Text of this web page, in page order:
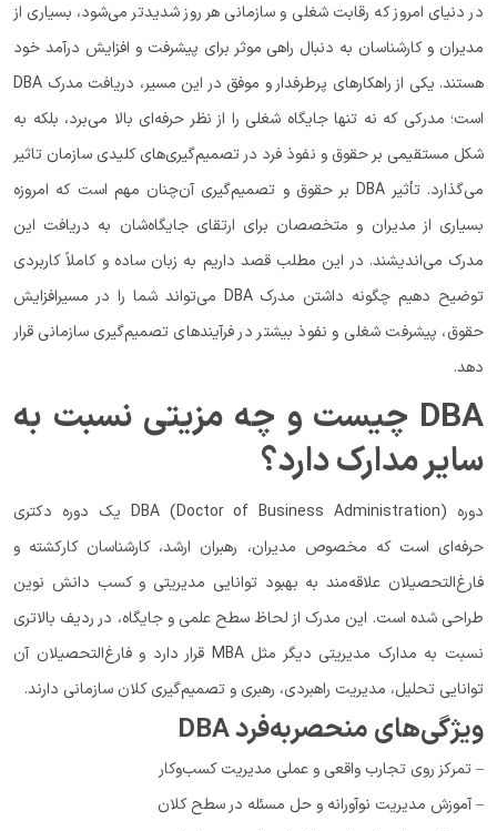
در دنیای امروز که رقابت شغلی و سازمانی هر روز شدیدتر می‌شود، بسیاری از
مدیران و کارشناسان به دنبال راهی موثر برای پیشرفت و افزایش درآمد خود
هستند. یکی از راهکارهای پرطرفدار و موفق در این مسیر، دریافت مدرک DBA
است؛ مدرکی که نه ‌تنها جایگاه شغلی را از نظر حرفه‌ای بالا می‌برد، بلکه به
‌شکل مستقیمی بر حقوق و نفوذ فرد در تصمیم‌گیری‌های کلیدی سازمان تاثیر
می‌گذارد. تأثیر DBA بر حقوق و تصمیم‌گیری آن‌چنان مهم است که امروزه
بسیاری از مدیران و متخصصان برای ارتقای جایگاه‌شان به دریافت این
مدرک می‌اندیشند. در این مطلب قصد داریم به زبان ساده و کاملاً کاربردی
توضیح دهیم چگونه داشتن مدرک DBA می‌تواند شما را در مسیرافزایش
حقوق، پیشرفت شغلی و نفوذ بیشتر در فرآیندهای تصمیم‌گیری سازمانی قرار
دهد.
DBA چیست و چه مزیتی نسبت به
سایر مدارک دارد؟
دوره DBA (Doctor of Business Administration) یک دوره دکتری
حرفه‌ای است که مخصوص مدیران، رهبران ارشد، کارشناسان کارکشته و
فارغ‌التحصیلان علاقه‌مند به بهبود توانایی‌ مدیریتی و کسب دانش نوین
طراحی شده است. این مدرک از لحاظ سطح علمی و جایگاه، در ردیف بالاتری
نسبت به مدارک مدیریتی دیگر مثل MBA قرار دارد و فارغ‌التحصیلان آن
توانایی تحلیل، مدیریت راهبردی، رهبری و تصمیم‌گیری کلان سازمانی دارند.
ویژگی‌های منحصربه‌فرد DBA
– تمرکز روی تجارب واقعی و عملی مدیریت کسب‌وکار
– آموزش مدیریت نوآورانه و حل مسئله در سطح کلان